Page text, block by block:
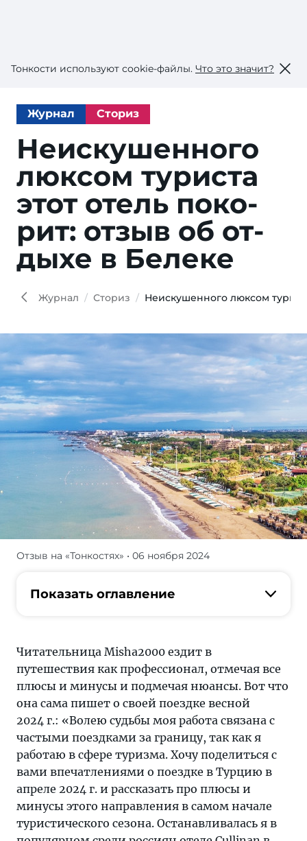
Тонкости используют сookie-файлы. Что это значит?
Журнал Сториз
Неискушенного
люк­сом ту­рис­та
этот отель по­ко­
рит: от­зыв об от­
ды­хе в Белеке
Журнал Сториз Неискушенного люксом
Отзыв
Белеке
Отзыв на «Тонкостях» • 06 ноября 2024
Показать оглавление
Читательница Misha2000 ездит в
путешествия как профессионал, отмечая все
плюсы и минусы и подмечая нюансы. Вот что
она сама пишет о своей поездке весной
2024 г.: «Волею судьбы моя работа связана с
частыми поездками за границу, так как я
работаю в сфере туризма. Хочу поделиться с
вами впечатлениями о поездке в Турцию в
апреле 2024 г. и рассказать про плюсы и
минусы этого направления в самом начале
туристического сезона. Останавливалась я в